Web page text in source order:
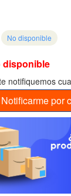
No disponible
disponible
notifiquemos
Notificarme por